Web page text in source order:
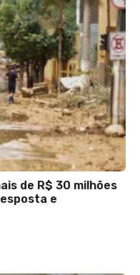
de R$ 30 milhões
e